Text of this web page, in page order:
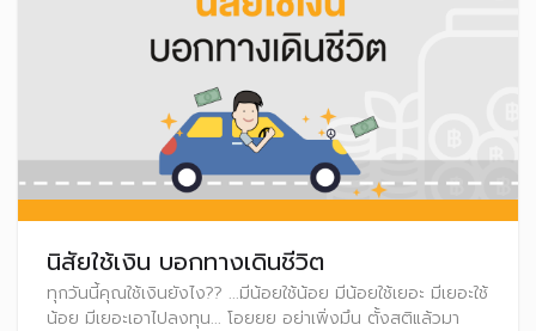
นิสัยใช้เงิน บอกทางเดินชีวิต
ทุกวันนี้คุณใช้เงินยังไง?? ...มีน้อยใช้น้อย มีน้อยใช้เยอะ มีเยอะใช้
น้อย มีเยอะเอาไปลงทุน... โอยยย อย่าเพิ่งมึน ตั้งสติแล้วมา